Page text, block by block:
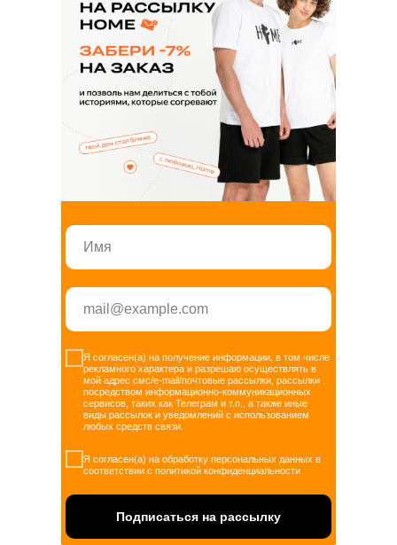
Я согласен(а) на получение информации, в том числе
рекламного характера и разрешаю осуществлять в
мой адрес смс/e-mail/почтовые рассылки, рассылки
посредством информационно-коммуникационных
сервисов, таких как Телеграм и т.п., а также иные
виды рассылок и уведомлений с использованием
любых средств связи.
Я согласен(а) на обработку персональных данных в
соответствии с политикой конфиденциальности
Подписаться на рассылку